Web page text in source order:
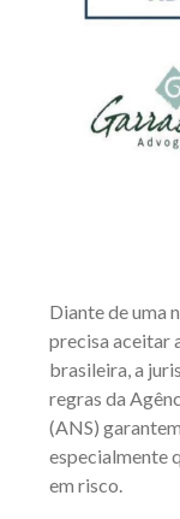
Diante de uma
precisa aceitar
brasileira, a
regras da
(ANS)
especialmente
em risco.